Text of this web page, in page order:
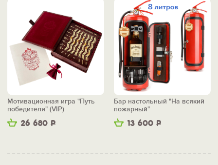
26 680 Р
Мотивационная игра "Путь
победителя" (VIP)
13 600 Р
Бар настольный "На всякий
пожарный"